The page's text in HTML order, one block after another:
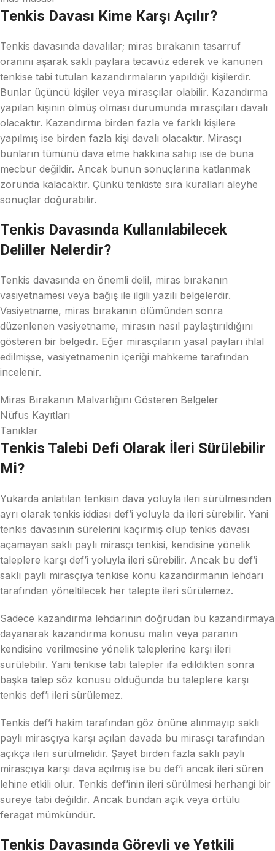
Tenkis Davası Kime Karşı Açılır?
Tenkis davasında davalılar; miras bırakanın tasarruf
oranını aşarak saklı paylara tecavüz ederek ve kanunen
tenkise tabi tutulan kazandırmaların yapıldığı kişilerdir.
Bunlar üçüncü kişiler veya mirasçılar olabilir. Kazandırma
yapılan kişinin ölmüş olması durumunda mirasçıları davalı
olacaktır. Kazandırma birden fazla ve farklı kişilere
yapılmış ise birden fazla kişi davalı olacaktır. Mirasçı
bunların tümünü dava etme hakkına sahip ise de buna
mecbur değildir. Ancak bunun sonuçlarına katlanmak
zorunda kalacaktır. Çünkü tenkiste sıra kuralları aleyhe
sonuçlar doğurabilir.
Tenkis Davasında Kullanılabilecek
Deliller Nelerdir?
Tenkis davasında en önemli delil, miras bırakanın
vasiyetnamesi veya bağış ile ilgili yazılı belgelerdir.
Vasiyetname, miras bırakanın ölümünden sonra
düzenlenen vasiyetname, mirasın nasıl paylaştırıldığını
gösteren bir belgedir. Eğer mirasçıların yasal payları ihlal
edilmişse, vasiyetnamenin içeriği mahkeme tarafından
incelenir.
Miras Bırakanın Malvarlığını Gösteren Belgeler
Nüfus Kayıtları
Tanıklar
Tenkis Talebi Defi Olarak İleri Sürülebilir
Mi?
Yukarda anlatılan tenkisin dava yoluyla ileri sürülmesinden
ayrı olarak tenkis iddiası def’i yoluyla da ileri sürebilir. Yani
tenkis davasının sürelerini kaçırmış olup tenkis davası
açamayan saklı paylı mirasçı tenkisi, kendisine yönelik
taleplere karşı def’i yoluyla ileri sürebilir. Ancak bu def’i
saklı paylı mirasçıya tenkise konu kazandırmanın lehdarı
tarafından yöneltilecek her talepte ileri sürülemez.
Sadece kazandırma lehdarının doğrudan bu kazandırmaya
dayanarak kazandırma konusu malın veya paranın
kendisine verilmesine yönelik taleplerine karşı ileri
sürülebilir. Yani tenkise tabi talepler ifa edildikten sonra
başka talep söz konusu olduğunda bu taleplere karşı
tenkis def’i ileri sürülemez.
Tenkis def’i hakim tarafından göz önüne alınmayıp saklı
paylı mirasçıya karşı açılan davada bu mirasçı tarafından
açıkça ileri sürülmelidir. Şayet birden fazla saklı paylı
mirasçıya karşı dava açılmış ise bu def’i ancak ileri süren
lehine etkili olur. Tenkis def’inin ileri sürülmesi herhangi bir
süreye tabi değildir. Ancak bundan açık veya örtülü
feragat mümkündür.
Tenkis Davasında Görevli ve Yetkili